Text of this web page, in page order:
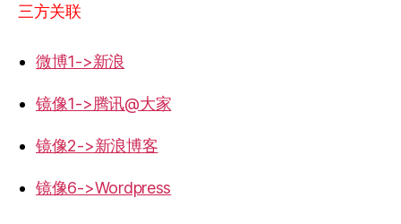
三方关联
微博1->新浪
镜像1->腾讯@大家
镜像2->新浪博客
镜像6->Wordpress